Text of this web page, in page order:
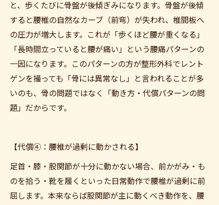
と、歩くたびに骨盤が後傾ぎみになります。骨盤が後傾
すると腰椎の自然なカーブ（前弯）が失われ、椎間板へ
の圧力が増大します。これが「歩くほど腰が重くなる」
「長時間立っていると腰が痛い」という腰痛パターンの
一因になります。このパターンの方が整形外科でレント
ゲンを撮っても「骨には異常なし」と言われることが多
いのも、骨の問題ではなく「動き方・代償パターンの問
題」だからです。
【代償④：腰椎が過剰に動かされる】
足首・膝・股関節が十分に動かない場合、前かがみ・も
のを拾う・靴を履くといった日常動作で腰椎が過剰に前
屈します。本来ならば股関節が主に動くべき動作を、腰